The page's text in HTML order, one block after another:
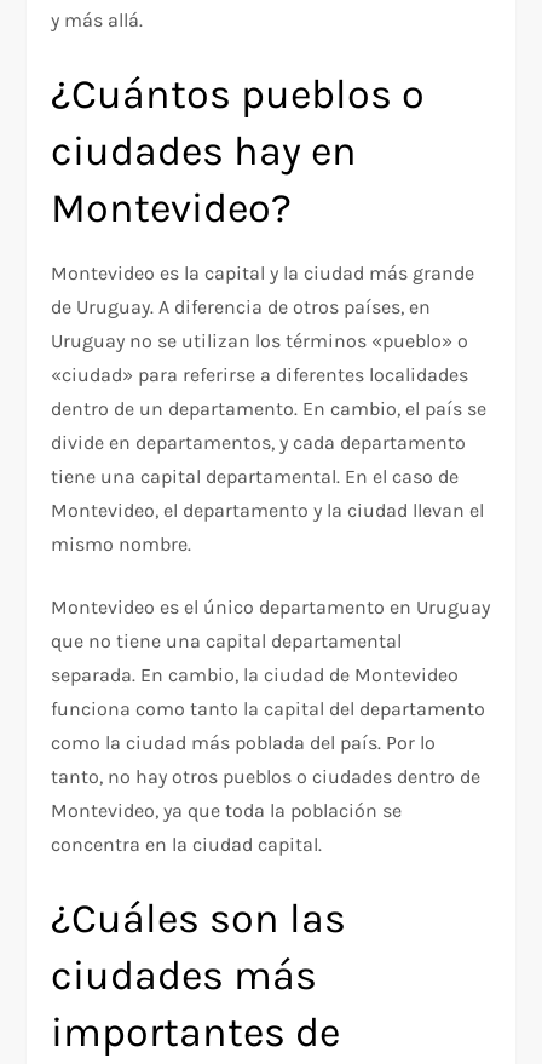
y más allá.
¿Cuántos pueblos o
ciudades hay en
Montevideo?
Montevideo es la capital y la ciudad más grande
de Uruguay. A diferencia de otros países, en
Uruguay no se utilizan los términos «pueblo» o
«ciudad» para referirse a diferentes localidades
dentro de un departamento. En cambio, el país se
divide en departamentos, y cada departamento
tiene una capital departamental. En el caso de
Montevideo, el departamento y la ciudad llevan el
mismo nombre.
Montevideo es el único departamento en Uruguay
que no tiene una capital departamental
separada. En cambio, la ciudad de Montevideo
funciona como tanto la capital del departamento
como la ciudad más poblada del país. Por lo
tanto, no hay otros pueblos o ciudades dentro de
Montevideo, ya que toda la población se
concentra en la ciudad capital.
¿Cuáles son las
ciudades más
importantes de